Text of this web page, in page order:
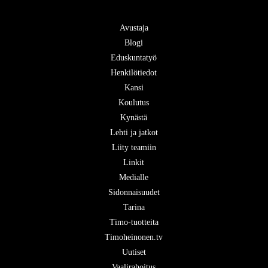
Avustaja
Blogi
Eduskuntatyö
Henkilötiedot
Kansi
Koulutus
Kynästä
Lehti ja jatkot
Liity teamiin
Linkit
Medialle
Sidonnaisuudet
Tarina
Timo-tuotteita
Timoheinonen.tv
Uutiset